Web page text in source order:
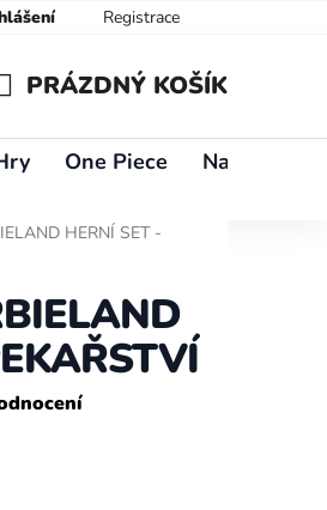
Registrace
PRÁZDNÝ KOŠÍK
One Piece Naruto
HERNÍ SET -